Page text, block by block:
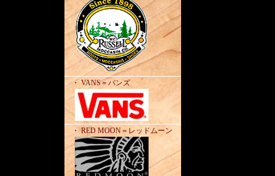
・ VANS＝バンズ
・ RED MOON＝レッドムーン